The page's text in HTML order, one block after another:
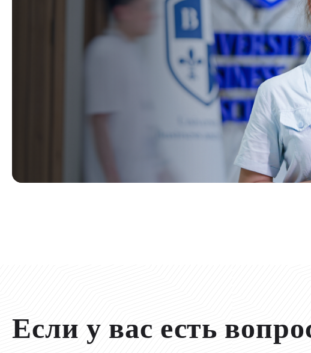
Если у вас есть